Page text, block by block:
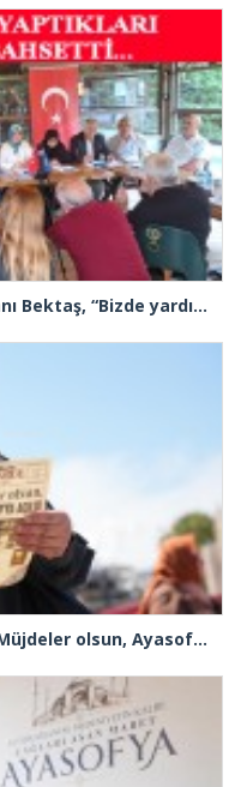
Ensar Vakfı Ataşehir Şube Başkanı Bektaş, “Bizde yardım kelimesi yok, bizde paylaşmak ve hediyeleşmek var”
AK Kadınların gazete manşeti: “Müjdeler olsun, Ayasofya açıldı”